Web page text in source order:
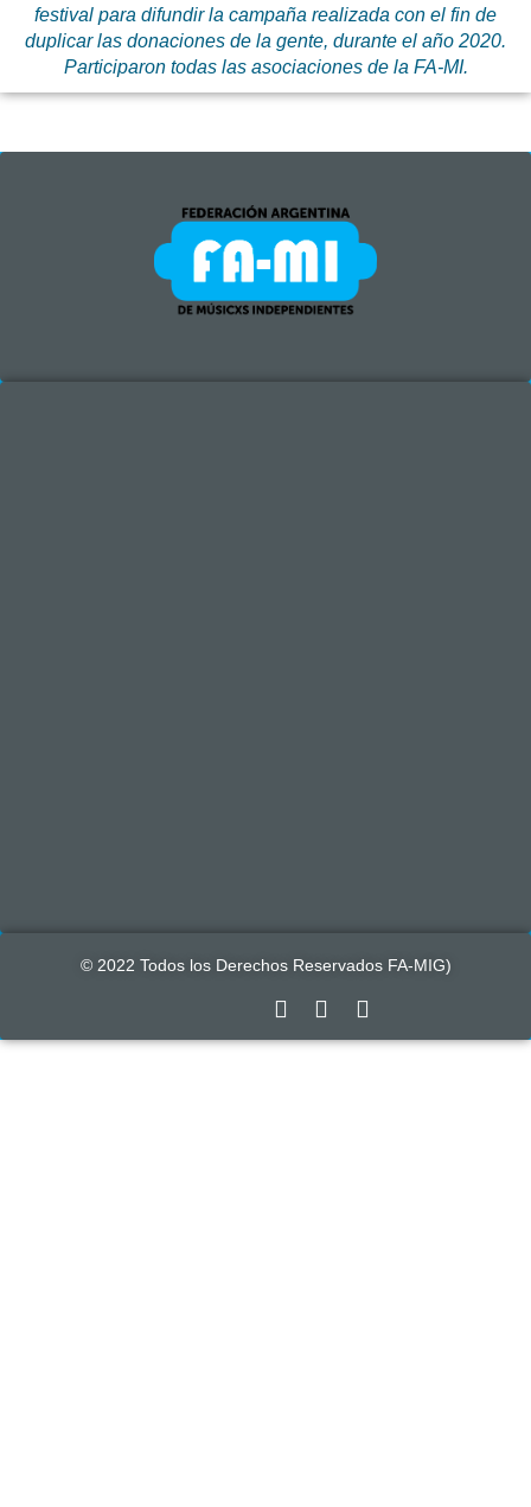
festival para difundir la campaña realizada con el fin de
duplicar las donaciones de la gente, durante el año 2020.
Participaron todas las asociaciones de la FA-MI.
© 2022 Todos los Derechos Reservados FA-MIG)